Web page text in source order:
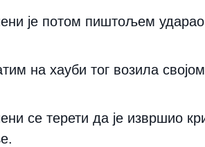
је потом пиштољем ударао
на хауби тог возила
се терети да је извршио